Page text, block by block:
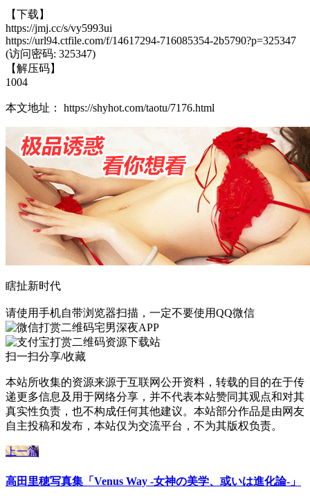
【下载】
https://jmj.cc/s/vy5993ui
https://url94.ctfile.com/f/14617294-716085354-2b5790?p=325347
(访问密码: 325347)
【解压码】
1004
本文地址： https://shyhot.com/taotu/7176.html
瞎扯新时代
请使用手机自带浏览器扫描，一定不要使用QQ微信
宅男深夜APP
资源下载站
扫一扫分享/收藏
本站所收集的资源来源于互联网公开资料，转载的目的在于传
递更多信息及用于网络分享，并不代表本站赞同其观点和对其
真实性负责，也不构成任何其他建议。本站部分作品是由网友
自主投稿和发布，本站仅为交流平台，不为其版权负责。
上一篇
高田里穂写真集「Venus Way -女神の美学、或いは進化論-」